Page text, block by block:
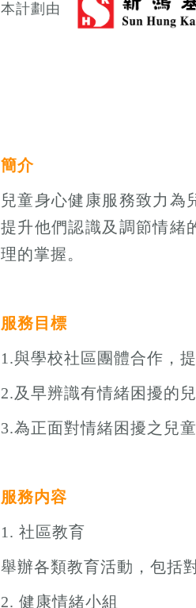
本計劃由
簡介
兒童身心健康服務致力為
提升他們認識及調節情緒
理的掌握。
服務目標
1.與學校社區團體合作，
2.及早辨識有情緒困擾的
3.為正面對情緒困擾之兒
服務内容
1. 社區教育
舉辦各類教育活動，包括
2. 健康情緒小組